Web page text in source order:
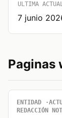
ULTIMA
7 junio
Paginas
ENTIDAD
REDACCIÓN